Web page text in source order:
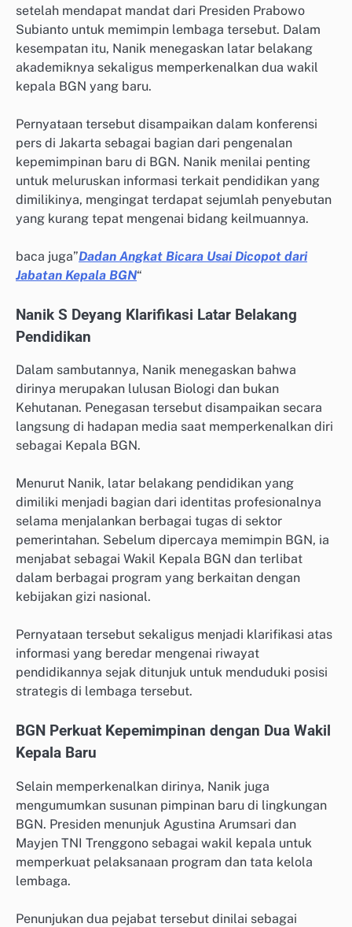
setelah mendapat mandat dari Presiden Prabowo
Subianto untuk memimpin lembaga tersebut. Dalam
kesempatan itu, Nanik menegaskan latar belakang
akademiknya sekaligus memperkenalkan dua wakil
kepala BGN yang baru.
Pernyataan tersebut disampaikan dalam konferensi
pers di Jakarta sebagai bagian dari pengenalan
kepemimpinan baru di BGN. Nanik menilai penting
untuk meluruskan informasi terkait pendidikan yang
dimilikinya, mengingat terdapat sejumlah penyebutan
yang kurang tepat mengenai bidang keilmuannya.
baca juga”Dadan Angkat Bicara Usai Dicopot dari
Jabatan Kepala BGN“
Nanik S Deyang Klarifikasi Latar Belakang
Pendidikan
Dalam sambutannya, Nanik menegaskan bahwa
dirinya merupakan lulusan Biologi dan bukan
Kehutanan. Penegasan tersebut disampaikan secara
langsung di hadapan media saat memperkenalkan diri
sebagai Kepala BGN.
Menurut Nanik, latar belakang pendidikan yang
dimiliki menjadi bagian dari identitas profesionalnya
selama menjalankan berbagai tugas di sektor
pemerintahan. Sebelum dipercaya memimpin BGN, ia
menjabat sebagai Wakil Kepala BGN dan terlibat
dalam berbagai program yang berkaitan dengan
kebijakan gizi nasional.
Pernyataan tersebut sekaligus menjadi klarifikasi atas
informasi yang beredar mengenai riwayat
pendidikannya sejak ditunjuk untuk menduduki posisi
strategis di lembaga tersebut.
BGN Perkuat Kepemimpinan dengan Dua Wakil
Kepala Baru
Selain memperkenalkan dirinya, Nanik juga
mengumumkan susunan pimpinan baru di lingkungan
BGN. Presiden menunjuk Agustina Arumsari dan
Mayjen TNI Trenggono sebagai wakil kepala untuk
memperkuat pelaksanaan program dan tata kelola
lembaga.
Penunjukan dua pejabat tersebut dinilai sebagai